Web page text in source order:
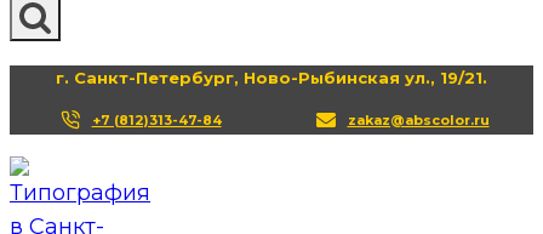
г. Санкт-Петербург, Ново-Рыбинская ул., 19/21.
+7 (812)313-47-84 zakaz@abscolor.ru